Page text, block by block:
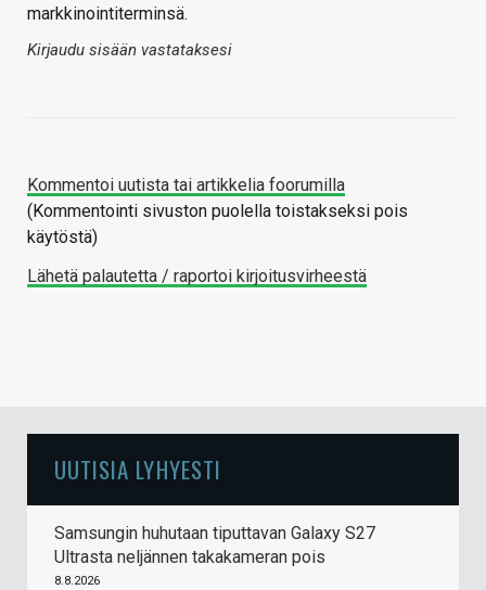
markkinointiterminsä.
Kirjaudu sisään vastataksesi
Kommentoi uutista tai artikkelia foorumilla
(Kommentointi sivuston puolella toistakseksi pois
käytöstä)
Lähetä palautetta / raportoi kirjoitusvirheestä
UUTISIA LYHYESTI
Samsungin huhutaan tiputtavan Galaxy S27
Ultrasta neljännen takakameran pois
8.8.2026